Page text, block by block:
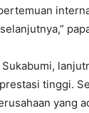
Sukabumi,
tinggi.
yang